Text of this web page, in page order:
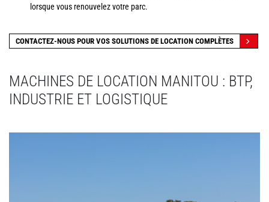
lorsque vous renouvelez votre parc.
CONTACTEZ-NOUS POUR VOS SOLUTIONS DE LOCATION COMPLÈTES
MACHINES DE LOCATION MANITOU : BTP,
INDUSTRIE ET LOGISTIQUE